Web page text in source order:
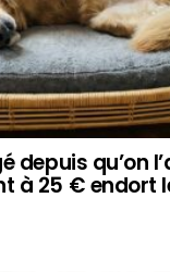
depuis qu’on
à 25 € endort